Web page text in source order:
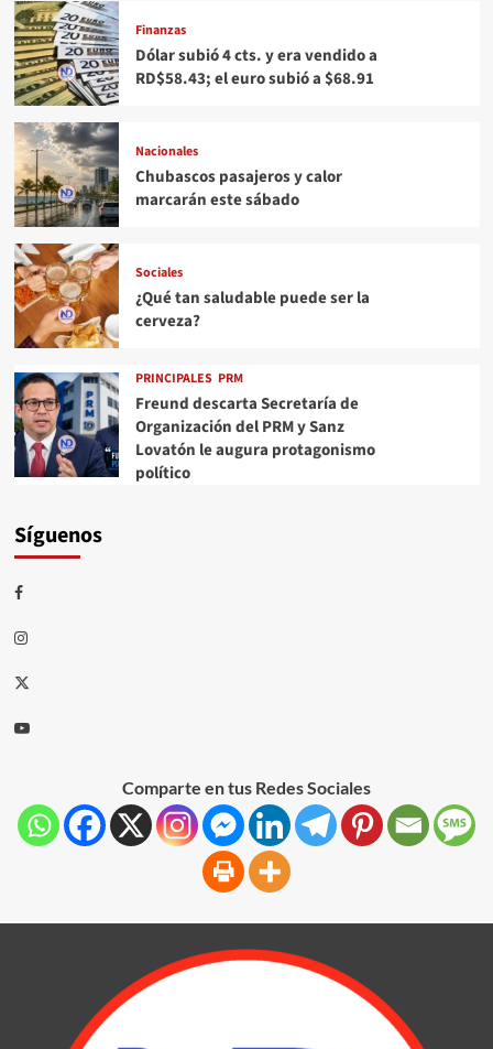
Finanzas
Dólar subió 4 cts. y era vendido a
RD$58.43; el euro subió a $68.91
Nacionales
Chubascos pasajeros y calor
marcarán este sábado
Sociales
¿Qué tan saludable puede ser la
cerveza?
PRINCIPALES PRM
Freund descarta Secretaría de
Organización del PRM y Sanz
Lovatón le augura protagonismo
político
Síguenos
Comparte en tus Redes Sociales